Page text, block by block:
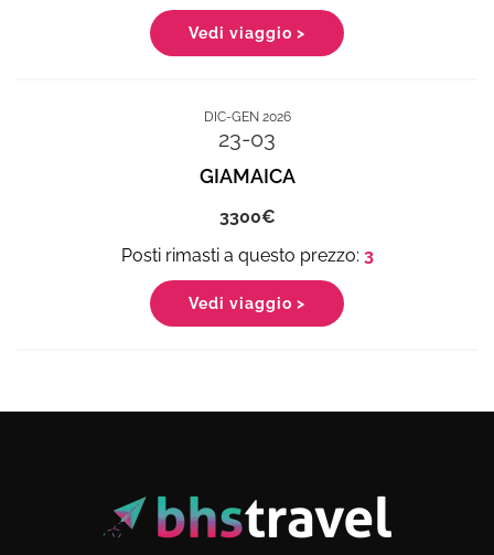
Vedi viaggio >
DIC-GEN 2026
23-03
GIAMAICA
3300
3
Vedi viaggio >